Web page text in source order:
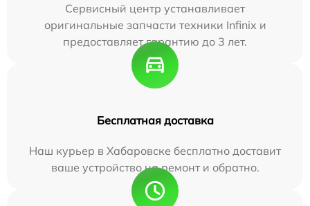
Сервисный центр устанавливает
оригинальные запчасти техники Infinix и
предоставляет гарантию до 3 лет.
Бесплатная доставка
Наш курьер в Хабаровске бесплатно доставит
ваше устройство на ремонт и обратно.